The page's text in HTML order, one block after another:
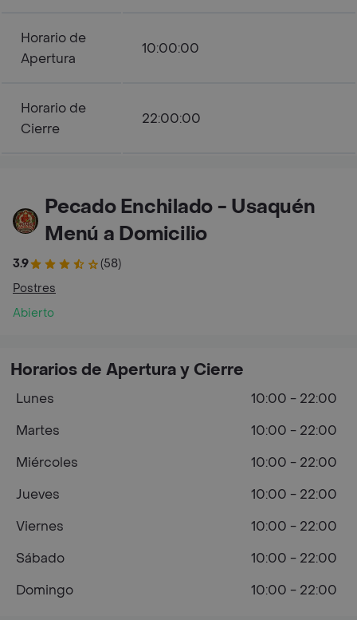
Horario de
Apertura
10:00:00
Horario de
Cierre
22:00:00
Pecado Enchilado - Usaquén
Menú a Domicilio
3.9
(58)
Postres
Abierto
Horarios de Apertura y Cierre
Lunes
10:00 - 22:00
Martes
10:00 - 22:00
Miércoles
10:00 - 22:00
Jueves
10:00 - 22:00
Viernes
10:00 - 22:00
Sábado
10:00 - 22:00
Domingo
10:00 - 22:00